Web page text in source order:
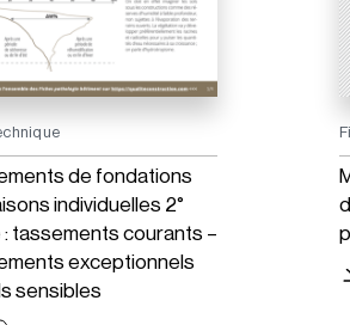
de fondations
individuelles 2°
tassements courants –
exceptionnels
sensibles